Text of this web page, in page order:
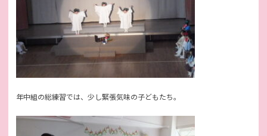
年中組の総練習では、少し緊張気味の子どもたち。